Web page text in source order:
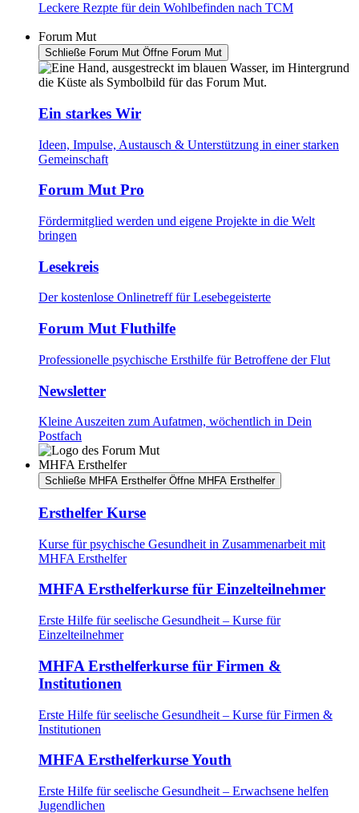
Leckere Rezpte für dein Wohlbefinden nach TCM
Forum Mut
Schließe Forum Mut Öffne Forum Mut
Ein starkes Wir
Ideen, Impulse, Austausch & Unterstützung in einer starken
Gemeinschaft
Forum Mut Pro
Fördermitglied werden und eigene Projekte in die Welt
bringen
Lesekreis
Der kostenlose Onlinetreff für Lesebegeisterte
Forum Mut Fluthilfe
Professionelle psychische Ersthilfe für Betroffene der Flut
Newsletter
Kleine Auszeiten zum Aufatmen, wöchentlich in Dein
Postfach
MHFA Ersthelfer
Schließe MHFA Ersthelfer Öffne MHFA Ersthelfer
Ersthelfer Kurse
Kurse für psychische Gesundheit in Zusammenarbeit mit
MHFA Ersthelfer
MHFA Ersthelferkurse für Einzelteilnehmer
Erste Hilfe für seelische Gesundheit – Kurse für
Einzelteilnehmer
MHFA Ersthelferkurse für Firmen &
Institutionen
Erste Hilfe für seelische Gesundheit – Kurse für Firmen &
Institutionen
MHFA Ersthelferkurse Youth
Erste Hilfe für seelische Gesundheit – Erwachsene helfen
Jugendlichen